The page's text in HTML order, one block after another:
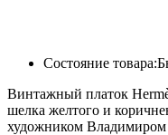
Состояние товара:
Винтажный платок
шелка желтого и
художником Владимиром